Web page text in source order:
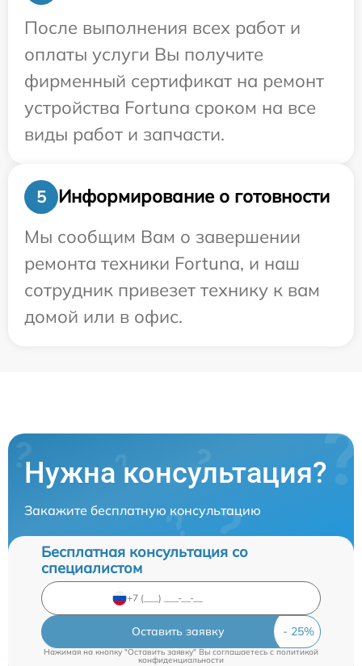
После выполнения всех работ и
оплаты услуги Вы получите
фирменный сертификат на ремонт
устройства Fortuna сроком на все
виды работ и запчасти.
5
Информирование о готовности
Мы сообщим Вам о завершении
ремонта техники Fortuna, и наш
сотрудник привезет технику к вам
домой или в офис.
Нужна консультация?
Закажите бесплатную консультацию
Бесплатная консультация со
специалистом
Оставить заявку
Нажимая на кнопку "Оставить заявку" Вы соглашаетесь cполитикой
конфиденциальности